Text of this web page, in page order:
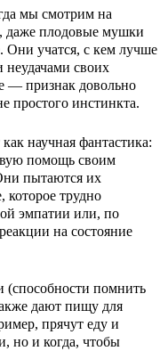
мы смотрим на
даже плодовые мушки
Они учатся, с кем лучше
неудачами своих
— признак довольно
простого инстинкта.
научная фантастика:
помощь своим
пытаются их
которое трудно
эмпатии или, по
на состояние
(способности помнить
дают пищу для
прячут еду и
но и когда, чтобы